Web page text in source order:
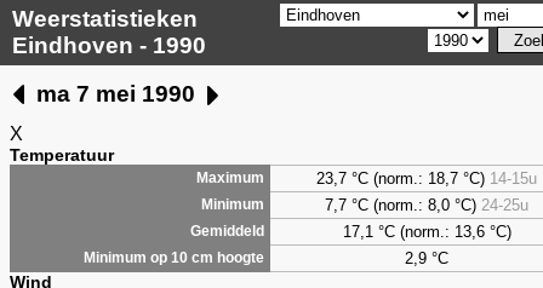
Weerstatistieken
Eindhoven - 1990
ma 7 mei 1990
X
Temperatuur
Maximum 23,7 °C (norm.: 18,7 °C) 14-15u
Minimum 7,7 °C (norm.: 8,0 °C) 24-25u
Gemiddeld 17,1 °C (norm.: 13,6 °C)
Minimum op 10 cm hoogte 2,9 °C
Wind